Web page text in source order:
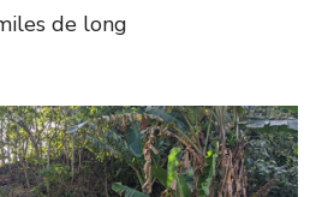
de long